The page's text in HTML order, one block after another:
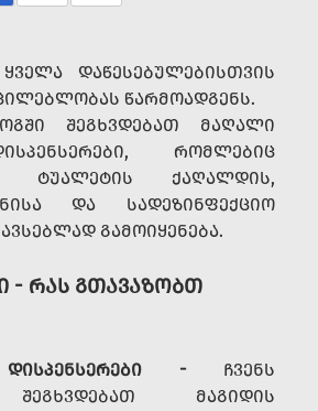
ᲓᲐᲬᲔᲡᲔᲑᲣᲚᲔᲑᲘᲡᲗᲕᲘᲡ
ᲬᲐᲠᲛᲝᲐᲓᲒᲔᲜᲡ.
ᲨᲔᲒᲮᲕᲓᲔᲑᲐᲗ ᲛᲐᲦᲐᲚᲘ
ᲠᲝᲛᲚᲔᲑᲘᲪ
ᲢᲣᲐᲚᲔᲢᲘᲡ ᲥᲐᲦᲐᲚᲓᲘᲡ,
ᲓᲐ ᲡᲐᲓᲔᲖᲘᲜᲤᲔᲥᲪᲘᲝ
ᲒᲐᲛᲝᲘᲧᲔᲜᲔᲑᲐ.
- ᲠᲐᲡ ᲒᲗᲐᲕᲐᲖᲝᲑᲗ
ᲓᲘᲡᲞᲔᲜᲡᲔᲠᲔᲑᲘ - ᲩᲕᲔᲜᲡ
ᲛᲐᲒᲘᲓᲘᲡ